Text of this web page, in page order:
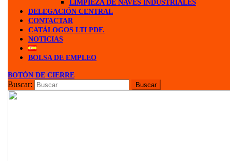
LIMPIEZA DE NAVES INDUSTRIALES
DELEGACIÓN CENTRAL
CONTACTAR
CATÁLOGOS LTI PDF.
NOTICIAS
BOLSA DE EMPLEO
BOTÓN DE CIERRE
Buscar: